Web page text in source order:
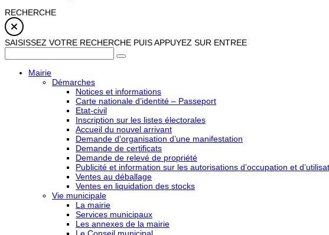
RECHERCHE
SAISISSEZ VOTRE RECHERCHE PUIS APPUYEZ SUR ENTREE
Mairie
Démarches
Notices et informations
Carte nationale d’identité – Passeport
Etat-civil
Inscription sur les listes électorales
Accueil du nouvel arrivant
Demande d’organisation d’une manifestation
Demande de certificats
Demande de relevé de propriété
Publicité et information sur les autorisations d’occupation et
Ventes au déballage
Ventes en liquidation des stocks
Vie municipale
La mairie
Services municipaux
Les annexes de la mairie